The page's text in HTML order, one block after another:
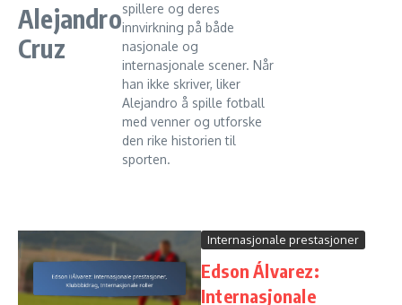
Alejandro
Cruz
spillere og deres
innvirkning på både
nasjonale og
internasjonale scener. Når
han ikke skriver, liker
Alejandro å spille fotball
med venner og utforske
den rike historien til
sporten.
Internasjonale prestasjoner
Edson Álvarez:
Internasjonale